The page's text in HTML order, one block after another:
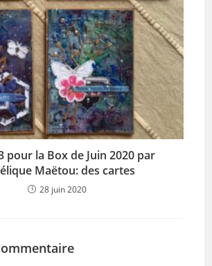
pour la Box de Juin 2020 par
Maëtou: des cartes
28 juin 2020